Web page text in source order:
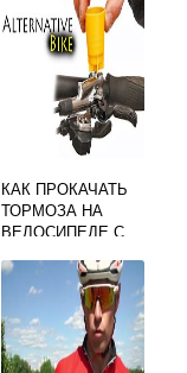
КАК ПРОКАЧАТЬ
ТОРМОЗА НА
ВЕЛОСИПЕДЕ С
МИ ТОРМОЗАМИ
HAYES